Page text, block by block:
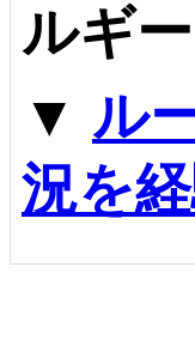
ルギ
▼ ル
況を